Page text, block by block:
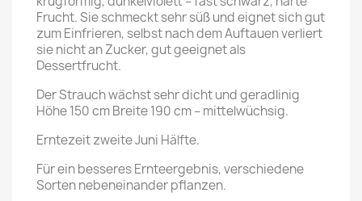
Frucht. Sie schmeckt sehr süß und eignet sich gut
zum Einfrieren, selbst nach dem Auftauen verliert
sie nicht an Zucker, gut geeignet als
Dessertfrucht.
Der Strauch wächst sehr dicht und geradlinig
Höhe 150 cm Breite 190 cm – mittelwüchsig.
Erntezeit zweite Juni Hälfte.
Für ein besseres Ernteergebnis, verschiedene
Sorten nebeneinander pflanzen.